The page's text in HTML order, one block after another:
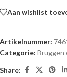
Aan wishlist
Artikelnummer:
Categorie: Bruggen
Share: